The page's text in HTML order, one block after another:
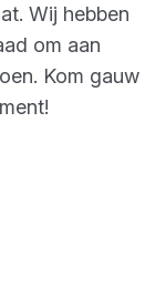
Wij hebben
om aan
Kom gauw